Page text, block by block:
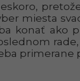
miesta
konať ako
primerane